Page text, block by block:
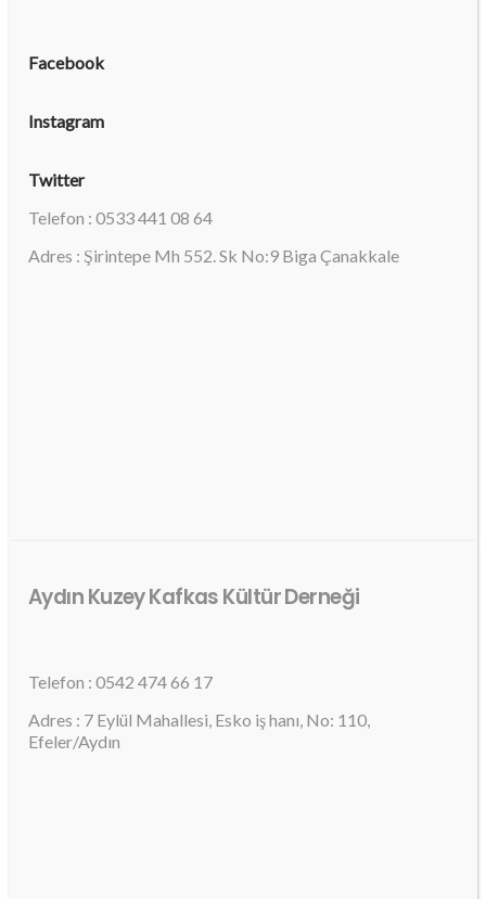
Facebook
Instagram
Twitter
Telefon : 0533 441 08 64
Adres : Şirintepe Mh 552. Sk No:9 Biga Çanakkale
Aydın Kuzey Kafkas Kültür Derneği
Telefon : 0542 474 66 17
Adres : 7 Eylül Mahallesi, Esko iş hanı, No: 110,
Efeler/Aydın